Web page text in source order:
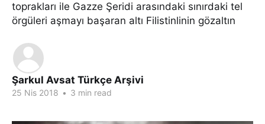
toprakları ile Gazze Şeridi arasındaki sınırdaki tel
örgüleri aşmayı başaran altı Filistinlinin gözaltın
Şarkul Avsat Türkçe Arşivi
25 Nis 2018 • 3 min read